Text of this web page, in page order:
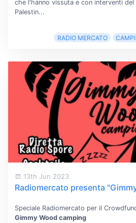
che l'hanno vissuta e con interventi del
Palestin...
RADIO MERCATO
13th Jun 2023
Radiomercato presenta
Speciale Radiomercato per il
Gimmy Wood camping